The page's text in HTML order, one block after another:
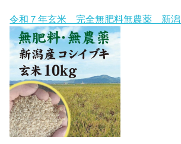
令和７年玄米 完全無肥料無農薬 新潟